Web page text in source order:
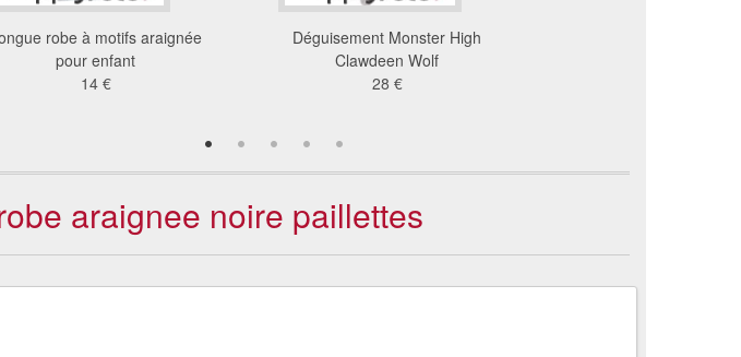
robe à motifs araignée
pour enfant
14 €
Déguisement Monster High
Clawdeen Wolf
28 €
araignee noire paillettes